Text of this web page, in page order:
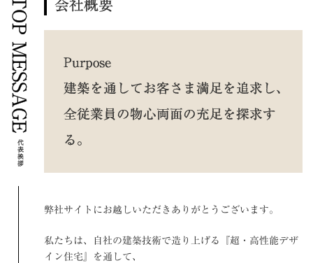
代表挨拶
TOP MESSAGE 会社概要
Purpose
建築を通してお客さま満足を追求し、
全従業員の物心両面の充足を探求す
る。
弊社サイトにお越しいただきありがとうございます。
私たちは、自社の建築技術で造り上げる『超・高性能デザ
イン住宅』を通して、